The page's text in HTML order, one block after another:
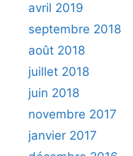
avril 2019
septembre 2018
août 2018
juillet 2018
juin 2018
novembre 2017
janvier 2017